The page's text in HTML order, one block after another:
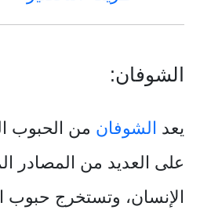
الشوفان:
يعد الشوفان من الحبوب
على العديد من المصادر
الإنسان، وتستخرج حبوب